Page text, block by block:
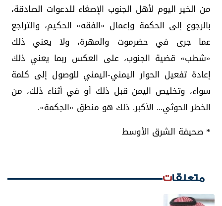
من الخير اليوم لأهل الجنوب الإصغاء للدعوات الصادقة،
بالرجوع إلى الحكمة وإعمال «الفقه» الحكيم، والتراجع
عما جرى في حضرموت والمهرة، ولا يعني ذلك
«شطب» قضية الجنوب، على العكس ربما يعني ذلك
إعادة تفعيل الحوار اليمني-اليمني للوصول إلى كلمة
سواء، وتخليص اليمن قبل ذلك أو في أثناء ذلك، من
الخطر الحوثي... الأكبر. ذلك هو منطق «الحِكمة».
* صحيفة الشرق الأوسط
متعلقات